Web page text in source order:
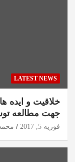
LATEST NEWS
خلاقیت و ایده
جهت مطالعه
فوریه 5, 2017